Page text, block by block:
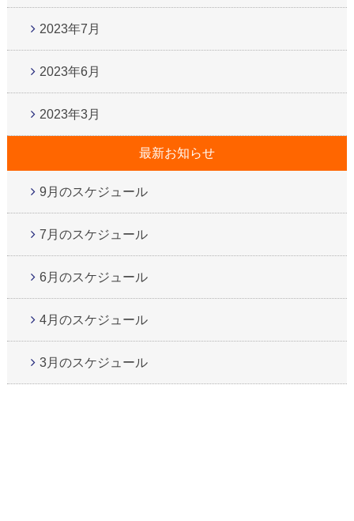
2023年7月
2023年6月
2023年3月
最新お知らせ
9月のスケジュール
7月のスケジュール
6月のスケジュール
4月のスケジュール
3月のスケジュール